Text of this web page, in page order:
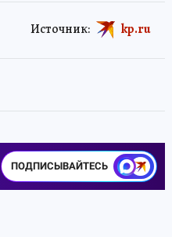
Источник: kp.ru
ПОДПИСЫВАЙТЕСЬ